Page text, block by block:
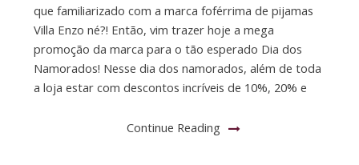
que familiarizado com a marca foférrima de pijamas
Villa Enzo né?! Então, vim trazer hoje a mega
promoção da marca para o tão esperado Dia dos
Namorados! Nesse dia dos namorados, além de toda
a loja estar com descontos incríveis de 10%, 20% e
Continue Reading